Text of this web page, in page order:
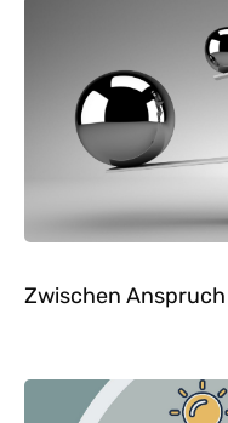
Zwischen